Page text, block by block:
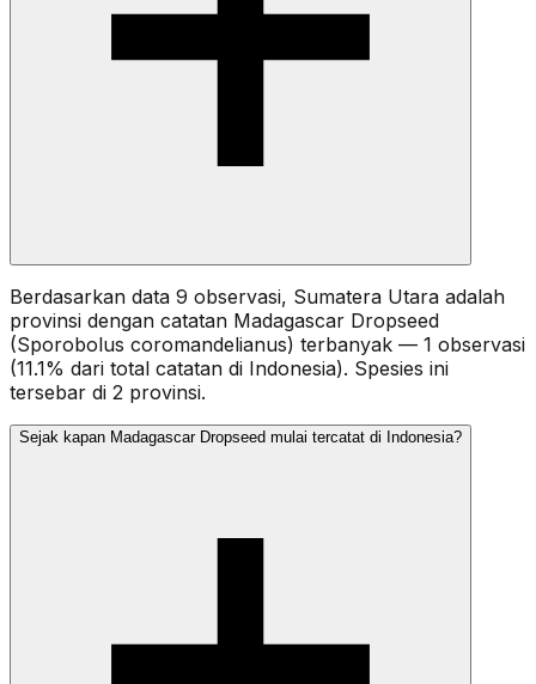
Berdasarkan data 9 observasi, Sumatera Utara adalah
provinsi dengan catatan Madagascar Dropseed
(Sporobolus coromandelianus) terbanyak — 1 observasi
(11.1% dari total catatan di Indonesia). Spesies ini
tersebar di 2 provinsi.
Sejak kapan Madagascar Dropseed mulai tercatat di Indonesia?